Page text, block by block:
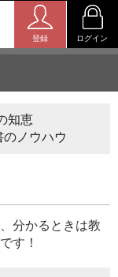
登録 ログイン
知恵
のノウハウ
分かるときは教
す！